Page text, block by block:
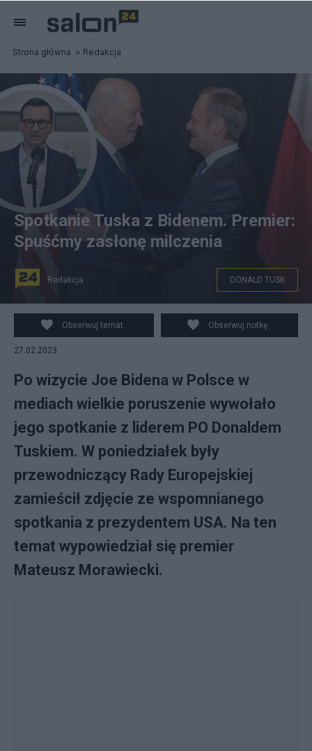
Strona główna Redakcja
Morawiecki komentuje spotkanie Bidena i Tuska. Źródło:
Facebook/Donald Tusk, PAP/Maciej Kulczyński
Spotkanie Tuska z Bidenem. Premier:
Spuśćmy zasłonę milczenia
Redakcja DONALD TUSK
Obserwuj temat Obserwuj notkę
27.02.2023
Po wizycie Joe Bidena w Polsce w
mediach wielkie poruszenie wywołało
jego spotkanie z liderem PO Donaldem
Tuskiem. W poniedziałek były
przewodniczący Rady Europejskiej
zamieścił zdjęcie ze wspomnianego
spotkania z prezydentem USA. Na ten
temat wypowiedział się premier
Mateusz Morawiecki.